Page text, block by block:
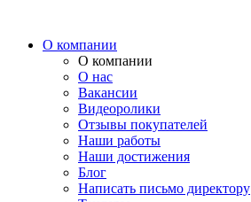
О компании
О компании
О нас
Вакансии
Видеоролики
Отзывы покупателей
Наши работы
Наши достижения
Блог
Написать письмо директору